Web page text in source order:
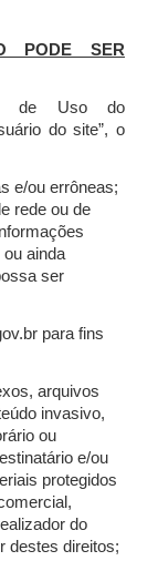
PODE SER
de Uso do
do site”, o
e/ou errôneas;
rede ou de
ainda
ser
para fins
arquivos
invasivo,
ou
e/ou
protegidos
do
destes direitos;